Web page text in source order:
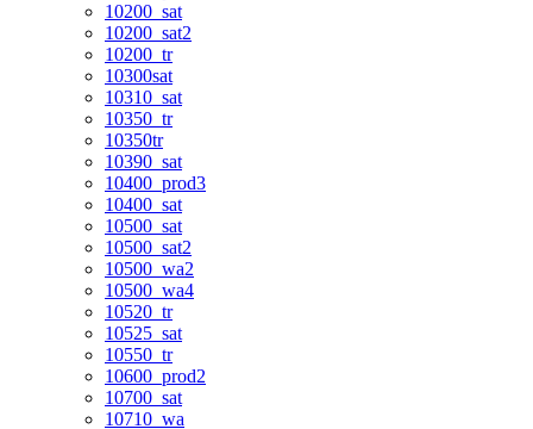
10200_sat
10200_sat2
10200_tr
10300sat
10310_sat
10350_tr
10350tr
10390_sat
10400_prod3
10400_sat
10500_sat
10500_sat2
10500_wa2
10500_wa4
10520_tr
10525_sat
10550_tr
10600_prod2
10700_sat
10710_wa